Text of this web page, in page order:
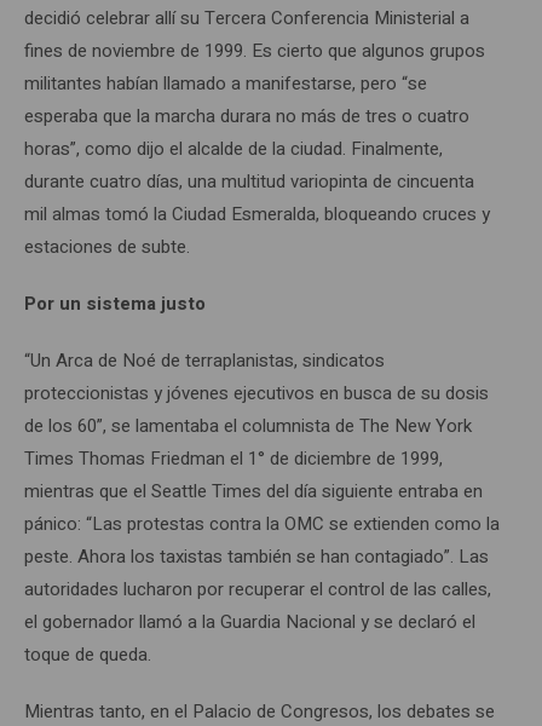
decidió celebrar allí su Tercera Conferencia Ministerial a
fines de noviembre de 1999. Es cierto que algunos grupos
militantes habían llamado a manifestarse, pero “se
esperaba que la marcha durara no más de tres o cuatro
horas”, como dijo el alcalde de la ciudad. Finalmente,
durante cuatro días, una multitud variopinta de cincuenta
mil almas tomó la Ciudad Esmeralda, bloqueando cruces y
estaciones de subte.
Por un sistema justo
“Un Arca de Noé de terraplanistas, sindicatos
proteccionistas y jóvenes ejecutivos en busca de su dosis
de los 60”, se lamentaba el columnista de The New York
Times Thomas Friedman el 1° de diciembre de 1999,
mientras que el Seattle Times del día siguiente entraba en
pánico: “Las protestas contra la OMC se extienden como la
peste. Ahora los taxistas también se han contagiado”. Las
autoridades lucharon por recuperar el control de las calles,
el gobernador llamó a la Guardia Nacional y se declaró el
toque de queda.
Mientras tanto, en el Palacio de Congresos, los debates se